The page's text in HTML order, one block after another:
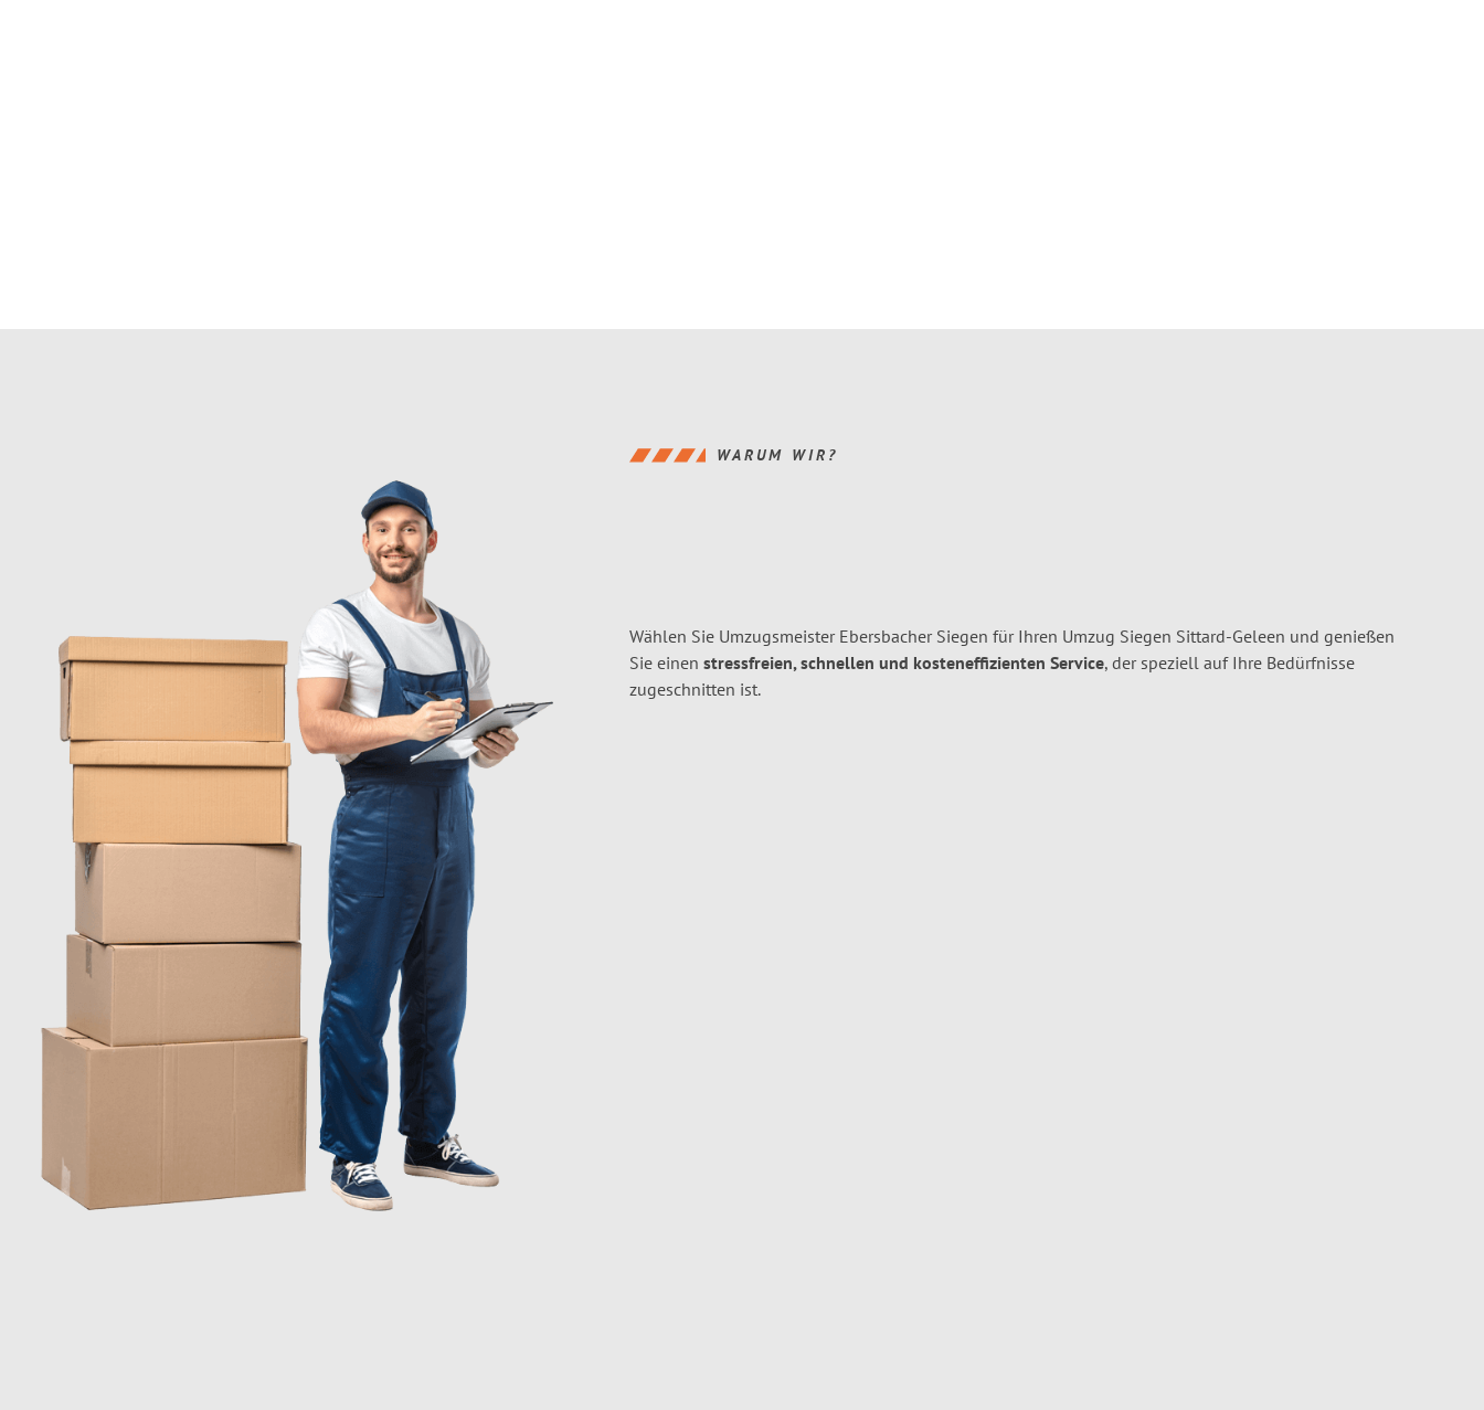
WARUM WIR?
Wählen Sie Umzugsmeister Ebersbacher Siegen für Ihren Umzug Siegen Sittard-Geleen und genießen
Sie einen stressfreien, schnellen und kosteneffizienten Service, der speziell auf Ihre Bedürfnisse
zugeschnitten ist.